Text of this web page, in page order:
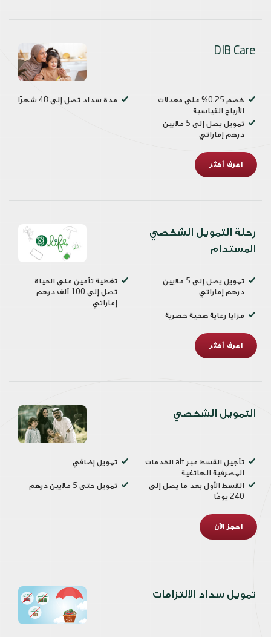
DIB Care
خصم 0.25% على معدلات
الأرباح القياسية
مدة سداد تصل إلى 48 شهرًا
تمويل يصل إلى 5 ملايين
درهم إماراتي
اعرف أكثر
رحلة التمويل الشخصي
المستدام
تمويل يصل إلى 5 ملايين
درهم إماراتي
تغطية تأمين على الحياة
تصل إلى 100 ألف درهم
إماراتي
مزايا رعاية صحية حصرية
اعرف أكثر
التمويل الشخصي
تأجيل القسط عبر alt الخدمات
المصرفية الهاتفية
تمويل إضافي
القسط الأول بعد ما يصل إلى
240 يومًا
تمويل حتى 5 ملايين درهم
احجز الآن
تمويل سداد الالتزامات